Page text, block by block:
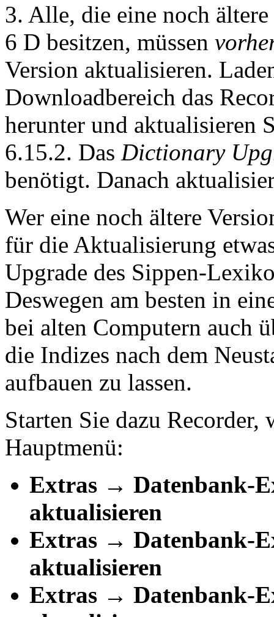
3. Alle, die eine noch
6 D besitzen, müssen
Version aktualisieren.
Downloadbereich das
herunter und aktualisieren
6.15.2. Das Dictionary
benötigt. Danach
Wer eine noch ältere
für die Aktualisierung
Upgrade des Sippen-
Deswegen am besten in
bei alten Computern auch
die Indizes nach dem
aufbauen zu lassen.
Starten Sie dazu Recorder,
Hauptmenü:
Extras → Datenbank-
aktualisieren
Extras → Datenbank-
aktualisieren
Extras → Datenbank-